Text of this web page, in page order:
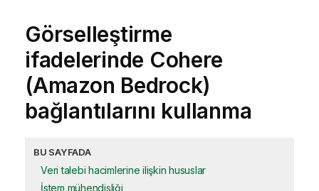
Görselleştirme
ifadelerinde Cohere
(Amazon Bedrock)
bağlantılarını kullanma
BU SAYFADA
Veri talebi hacimlerine ilişkin hususlar
İstem mühendisliği